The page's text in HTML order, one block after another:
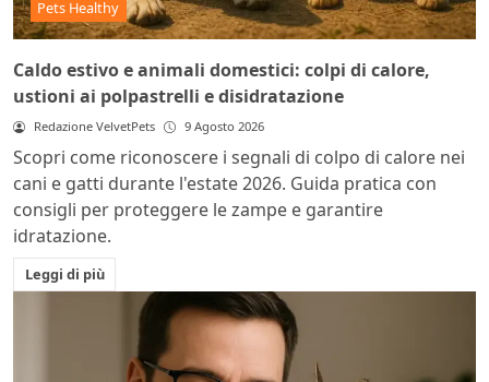
Pets Healthy
Caldo estivo e animali domestici: colpi di calore,
ustioni ai polpastrelli e disidratazione
Redazione VelvetPets 9 Agosto 2026
Scopri come riconoscere i segnali di colpo di calore nei
cani e gatti durante l'estate 2026. Guida pratica con
consigli per proteggere le zampe e garantire
idratazione.
Leggi di più